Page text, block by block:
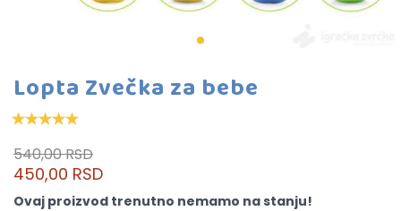
Lopta Zvečka za bebe
540,00 RSD
450,00 RSD
Ovaj proizvod trenutno nemamo na stanju!